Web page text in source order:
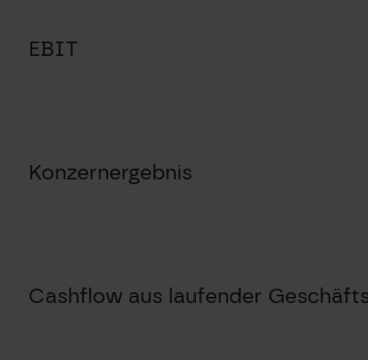
EBIT
Konzernergebnis
Cashflow aus laufender